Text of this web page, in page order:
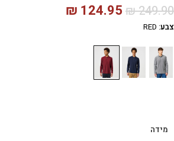
₪249.90
₪ 124.95
צבע:
RED
מידה